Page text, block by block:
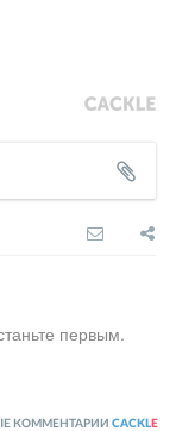
первым.
КОММЕНТАРИИ CACKL E